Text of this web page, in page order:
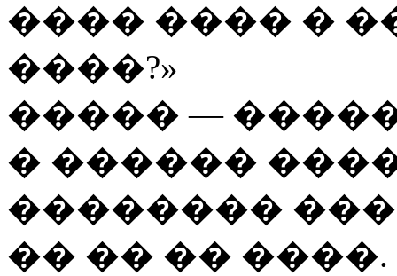
���� ���� �
����?»
����� —
� ������
��������
�� �� �� ����.